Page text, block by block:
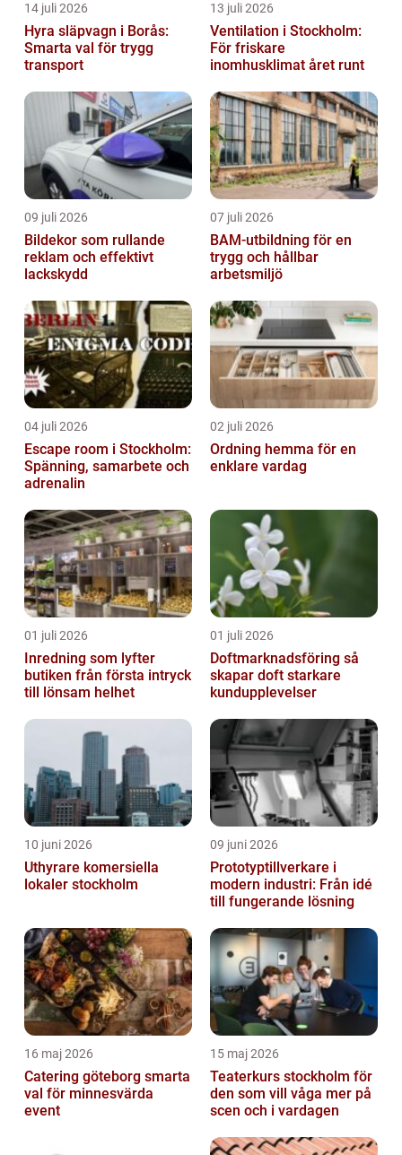
14 juli 2026
Hyra släpvagn i Borås:
Smarta val för trygg
transport
13 juli 2026
Ventilation i Stockholm:
För friskare
inomhusklimat året runt
09 juli 2026
Bildekor som rullande
reklam och effektivt
lackskydd
07 juli 2026
BAM-utbildning för en
trygg och hållbar
arbetsmiljö
04 juli 2026
Escape room i Stockholm:
Spänning, samarbete och
adrenalin
02 juli 2026
Ordning hemma för en
enklare vardag
01 juli 2026
Inredning som lyfter
butiken från första intryck
till lönsam helhet
01 juli 2026
Doftmarknadsföring så
skapar doft starkare
kundupplevelser
10 juni 2026
Uthyrare komersiella
lokaler stockholm
09 juni 2026
Prototyptillverkare i
modern industri: Från idé
till fungerande lösning
16 maj 2026
Catering göteborg smarta
val för minnesvärda
event
15 maj 2026
Teaterkurs stockholm för
den som vill våga mer på
scen och i vardagen